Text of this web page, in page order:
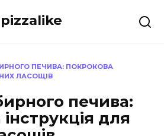
pizzalike
ПЕЧИВА: ПОКРОКОВА
ЛАСОЩІВ
печива:
для